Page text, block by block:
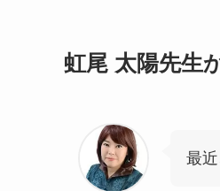
虹尾 太陽先生
最